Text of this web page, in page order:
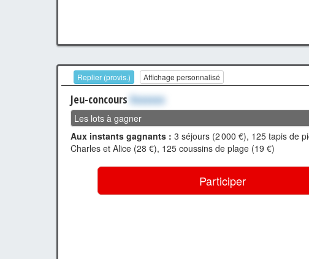
Replier (provis.) Affichage personnalisé
Jeu-concours Xxxxxxx
Les lots à gagner
Aux instants gagnants : 3 séjours (2 000 €), 125 tapis de
Charles et Alice (28 €), 125 coussins de plage (19 €)
Participer